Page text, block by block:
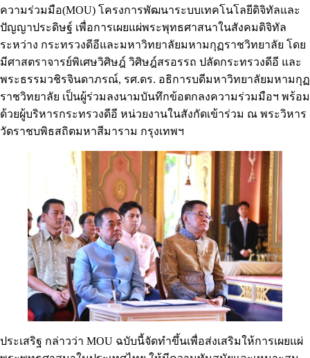
ความร่วมมือ(MOU) โครงการพัฒนาระบบเทคโนโลยีดิจิทัลและ
ปัญญาประดิษฐ์ เพื่อการเผยแผ่พระพุทธศาสนาในสังคมดิจิทัล
ระหว่าง กระทรวงดีอีและมหาวิทยาลัยมหามกุฏราชวิทยาลัย โดย
มีศาสตราจารย์พิเศษวิศิษฎ์ วิศิษฎ์สรอรรถ ปลัดกระทรวงดีอี และ
พระธรรมวชิรจินดาภรณ์, รศ.ดร. อธิการบดีมหาวิทยาลัยมหามกุฏ
ราชวิทยาลัย เป็นผู้ร่วมลงนามบันทึกข้อตกลงความร่วมมือฯ พร้อม
ด้วยผู้บริหารกระทรวงดีอี หน่วยงานในสังกัดเข้าร่วม ณ พระวิหาร
วัดราชบพิธสถิตมหาสีมาราม กรุงเทพฯ
ประเสริฐ กล่าวว่า MOU ฉบับนี้จัดทำขึ้นเพื่อส่งเสริมให้การเผยแผ่